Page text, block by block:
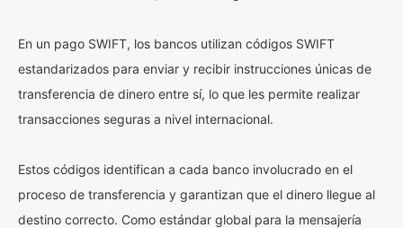
En un pago SWIFT, los bancos utilizan códigos SWIFT
estandarizados para enviar y recibir instrucciones únicas de
transferencia de dinero entre sí, lo que les permite realizar
transacciones seguras a nivel internacional.
Estos códigos identifican a cada banco involucrado en el
proceso de transferencia y garantizan que el dinero llegue al
destino correcto. Como estándar global para la mensajería